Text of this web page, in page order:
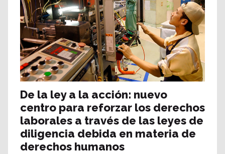
De la ley a la acción: nuevo
centro para reforzar los derechos
laborales a través de las leyes de
diligencia debida en materia de
derechos humanos